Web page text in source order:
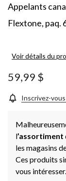
Appelants
Flextone, paq.
Voir détails du
59,99 $
Inscrivez-
l’assortiment
les magasins
Ces produits
vous intéresser.